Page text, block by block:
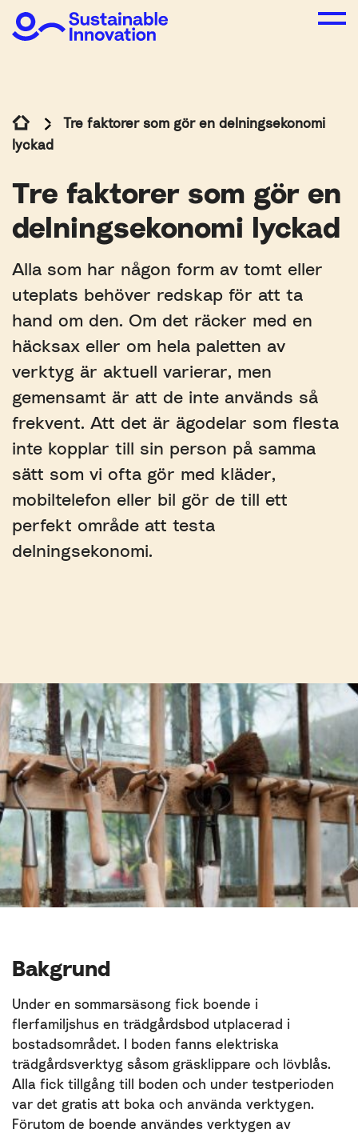
Tre faktorer som gör en delningsekonomi
lyckad
Tre faktorer som gör en
delningsekonomi lyckad
Alla som har någon form av tomt eller
uteplats behöver redskap för att ta
hand om den. Om det räcker med en
häcksax eller om hela paletten av
verktyg är aktuell varierar, men
gemensamt är att de inte används så
frekvent. Att det är ägodelar som flesta
inte kopplar till sin person på samma
sätt som vi ofta gör med kläder,
mobiltelefon eller bil gör de till ett
perfekt område att testa
delningsekonomi.
Bakgrund
Under en sommarsäsong fick boende i
flerfamiljshus en trädgårdsbod utplacerad i
bostadsområdet. I boden fanns elektriska
trädgårdsverktyg såsom gräsklippare och lövblås.
Alla fick tillgång till boden och under testperioden
var det gratis att boka och använda verktygen.
Förutom de boende användes verktygen av